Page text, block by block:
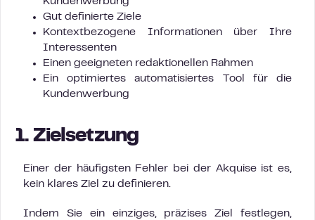
Gut definierte Ziele
Kontextbezogene Informationen über Ihre
Interessenten
Einen geeigneten redaktionellen Rahmen
Ein optimiertes automatisiertes Tool für die
Kundenwerbung
1. Zielsetzung
Einer der häufigsten Fehler bei der Akquise ist es,
kein klares Ziel zu definieren.
Indem Sie ein einziges, präzises Ziel festlegen,